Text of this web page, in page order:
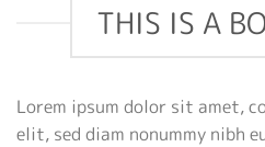
THIS IS A
Lorem ipsum dolor sit amet,
elit, sed diam nonummy nibh